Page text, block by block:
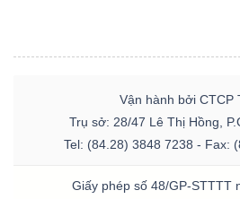
Vận hành bởi CTCP
Trụ sở: 28/47 Lê Thị Hồng,
Tel: (84.28) 3848 7238 - Fax:
Giấy phép số 48/GP-STTTT